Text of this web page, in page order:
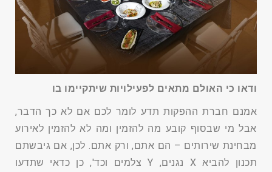
ודאו כי האולם מתאים לפעילויות שיתקיימו בו
אמנם חברת ההפקות תדע לומר לכם אם לא כך הדבר,
אבל מי שבסוף קובע מה להזמין ומה לא להזמין לאירוע
מבחינת שירותים – הם אתם, ורק אתם. לכן, אם גיבשתם
תכנון להביא X נגנים, Y צלמים וכד', כן כדאי שתדעו